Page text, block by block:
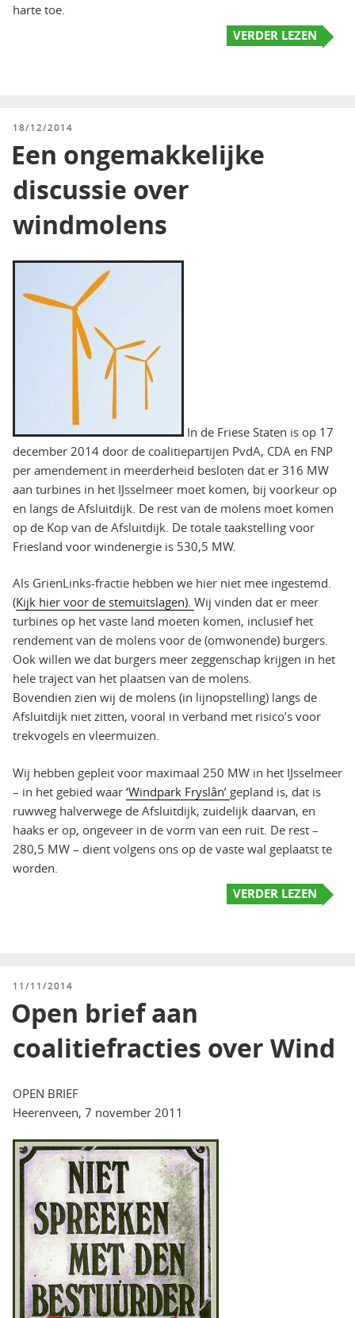
harte toe.
VERDER LEZEN
GEPLAATST
18/12/2014
Een ongemakkelijke
discussie over
windmolens
In de Friese Staten is op 17
december 2014 door de coalitiepartijen PvdA, CDA en FNP
per amendement in meerderheid besloten dat er 316 MW
aan turbines in het IJsselmeer moet komen, bij voorkeur op
en langs de Afsluitdijk. De rest van de molens moet komen
op de Kop van de Afsluitdijk. De totale taakstelling voor
Friesland voor windenergie is 530,5 MW.
Als GrienLinks-fractie hebben we hier niet mee ingestemd.
(Kijk hier voor de stemuitslagen). Wij vinden dat er meer
turbines op het vaste land moeten komen, inclusief het
rendement van de molens voor de (omwonende) burgers.
Ook willen we dat burgers meer zeggenschap krijgen in het
hele traject van het plaatsen van de molens.
Bovendien zien wij de molens (in lijnopstelling) langs de
Afsluitdijk niet zitten, vooral in verband met risico’s voor
trekvogels en vleermuizen.
Wij hebben gepleit voor maximaal 250 MW in het IJsselmeer
– in het gebied waar ‘Windpark Fryslân’ gepland is, dat is
ruwweg halverwege de Afsluitdijk, zuidelijk daarvan, en
haaks er op, ongeveer in de vorm van een ruit. De rest –
280,5 MW – dient volgens ons op de vaste wal geplaatst te
worden.
VERDER LEZEN
GEPLAATST
11/11/2014
Open brief aan
coalitiefracties over Wind
OPEN BRIEF
Heerenveen, 7 november 2011